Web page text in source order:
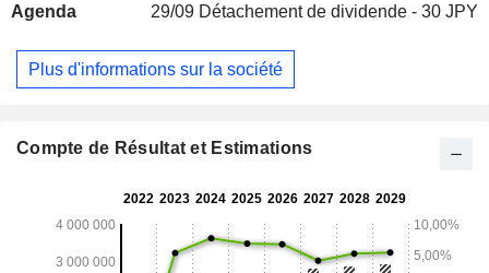
de forfaits de voyage, composés principalement de billets
commerce est principalement axé sur l'importation et
l'exportation de matériel lié à l'aviation ainsi que sur la vente
Agenda 29/09 Détachement de dividende - 30 JPY
Plus d'informations sur la société
Compte de Résultat et Estimations